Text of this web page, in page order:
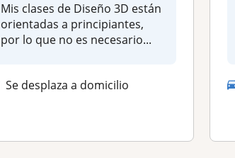
Mis clases de Diseño 3D están
orientadas a principiantes,
por lo que no es necesario...
Se desplaza a domicilio